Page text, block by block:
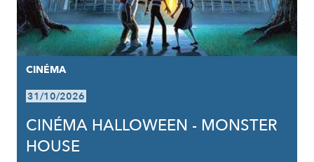
CINÉMA
31/10/2026
CINÉMA HALLOWEEN - MONSTER
HOUSE